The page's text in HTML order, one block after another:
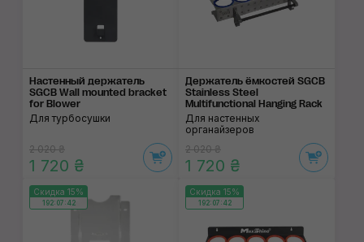
Настенный держатель
SGCB Wall mounted bracket
for Blower
Для турбосушки
2 020 ₴
1 720 ₴
Держатель ёмкостей SGCB
Stainless Steel
Multifunctional Hanging Rack
Для настенных
органайзеров
2 020 ₴
1 720 ₴
Скидка 15%
192:07:42
Скидка 15%
192:07:42